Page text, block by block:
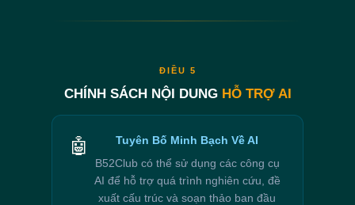
ĐIỀU 5
CHÍNH SÁCH NỘI DUNG HỖ TRỢ AI
🤖 Tuyên Bố Minh Bạch Về AI
B52Club có thể sử dụng các công cụ
AI để hỗ trợ quá trình nghiên cứu, đề
xuất cấu trúc và soạn thảo ban đầu